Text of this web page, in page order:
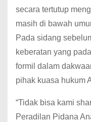
secara tertutup
masih di bawah
Pada sidang
keberatan yang
formil dalam
pihak kuasa hukum
“Tidak bisa kami
Peradilan Pidana